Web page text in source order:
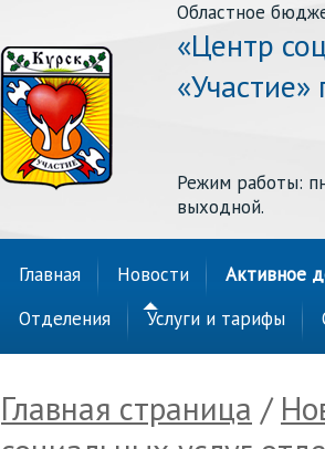
Областное
«Центр
Режим работы:
выходной.
Главная Новости Активное
Отделения
Услуги и тарифы
Главная страница /